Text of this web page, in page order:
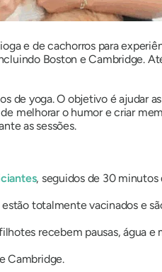
e de cachorros para
Boston e Cambridge.
de yoga. O objetivo é ajudar
melhorar o humor e criar
as sessões.
, seguidos de 30
totalmente vacinados e
recebem pausas, água e
Cambridge.